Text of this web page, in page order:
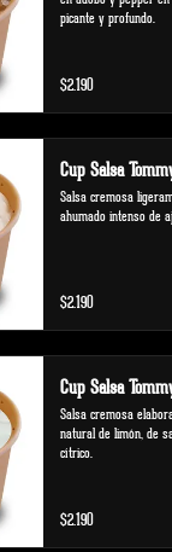
picante y profundo.
$2.190
Cup Salsa
Salsa cremosa
ahumado intenso de
$2.190
Cup Salsa
Salsa cremosa
natural de limón, de
cítrico.
$2.190